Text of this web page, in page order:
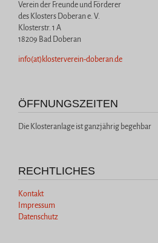
Verein der Freunde und Förderer
des Klosters Doberan e. V.
Klosterstr. 1 A
18209 Bad Doberan
info(at)klosterverein-doberan.de
ÖFFNUNGSZEITEN
Die Klosteranlage ist ganzjährig begehbar
RECHTLICHES
Kontakt
Impressum
Datenschutz